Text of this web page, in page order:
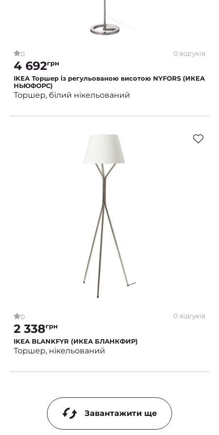
0 0 відгуків
4 692грн
IKEA Торшер із регульованою висотою NYFORS (ИКЕА
НЬЮФОРС)
Торшер, білий нікельований
0 0 відгуків
2 338грн
IKEA BLANKFYR (ИКЕА БЛАНКФИР)
Торшер, нікельований
Завантажити ще